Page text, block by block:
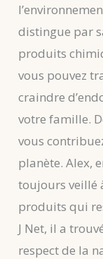
distingue par
produits
vous pouvez
craindre
votre famille.
vous
planète. Alex,
toujours veillé
produits qui
J Net, il a
respect de la